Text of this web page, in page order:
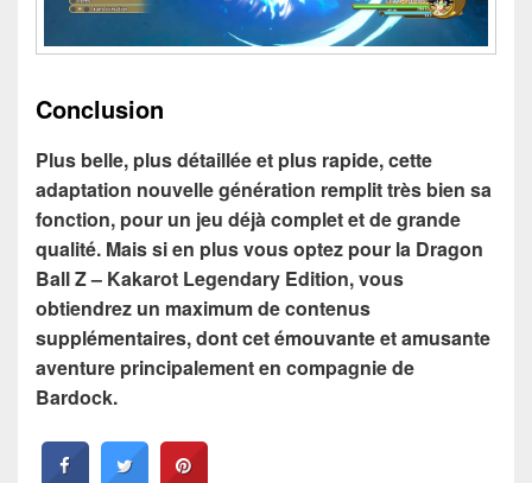
Conclusion
Plus belle, plus détaillée et plus rapide, cette
adaptation nouvelle génération remplit très bien sa
fonction, pour un jeu déjà complet et de grande
qualité. Mais si en plus vous optez pour la Dragon
Ball Z – Kakarot Legendary Edition, vous
obtiendrez un maximum de contenus
supplémentaires, dont cet émouvante et amusante
aventure principalement en compagnie de
Bardock.